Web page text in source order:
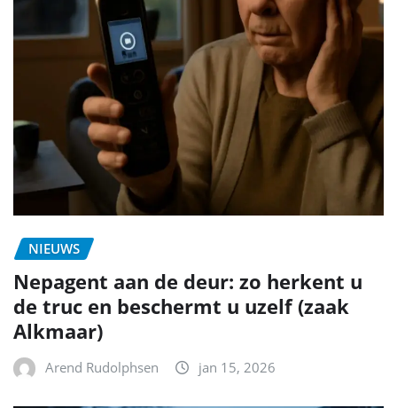
NIEUWS
Nepagent aan de deur: zo herkent u
de truc en beschermt u uzelf (zaak
Alkmaar)
Arend Rudolphsen jan 15, 2026